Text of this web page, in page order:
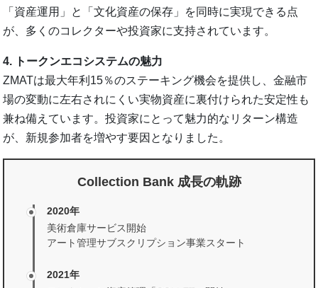
「資産運用」と「文化資産の保存」を同時に実現できる点
が、多くのコレクターや投資家に支持されています。
4. トークンエコシステムの魅力
ZMATは最大年利15％のステーキング機会を提供し、金融市
場の変動に左右されにくい実物資産に裏付けられた安定性も
兼ね備えています。投資家にとって魅力的なリターン構造
が、新規参加者を増やす要因となりました。
Collection Bank 成長の軌跡
2020年
美術倉庫サービス開始
アート管理サブスクリプション事業スタート
2021年